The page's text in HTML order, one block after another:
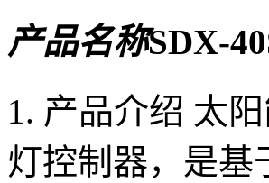
产品名称SDX-
1. 产品介绍 太
灯控制器，是基